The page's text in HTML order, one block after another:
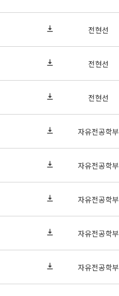
전현선
전현선
전현선
자유전공학부
자유전공학부
자유전공학부
자유전공학부
자유전공학부